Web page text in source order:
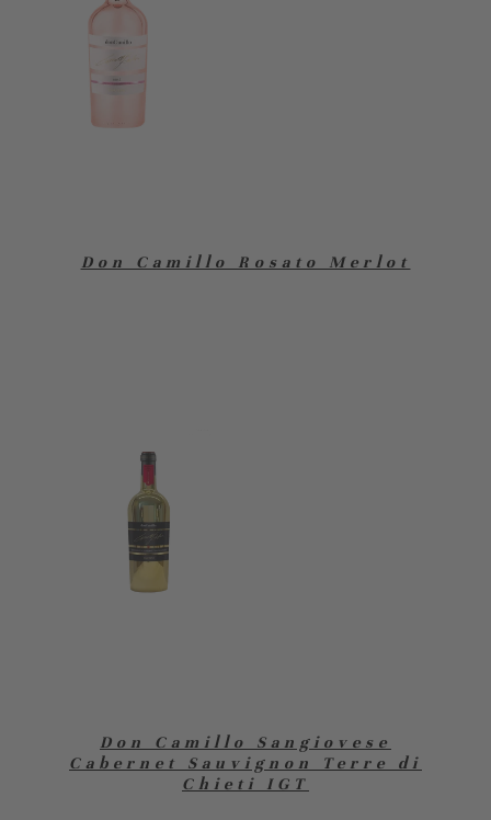
Don Camillo Rosato Merlot
Don Camillo Sangiovese
Cabernet Sauvignon Terre di
Chieti IGT